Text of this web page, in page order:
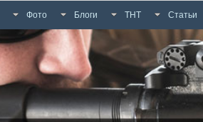
Фото Блоги ТНТ Статьи